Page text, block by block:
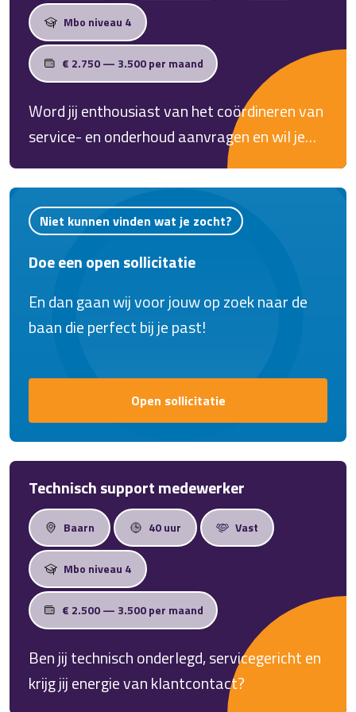
Mbo niveau 4
€ 2.750 — 3.500 per maand
Word jij enthousiast van het coördineren van
service- en onderhoud aanvragen en wil je
deel uitmaken van een bedrijf dat staat voor
kwaliteit en innovatie? Dan is deze functie
perfect voor jou!
Niet kunnen vinden wat je zocht?
Doe een open sollicitatie
En dan gaan wij voor jouw op zoek naar de
baan die perfect bij je past!
Open sollicitatie
Technisch support medewerker
Baarn 40 uur Vast
Mbo niveau 4
€ 2.500 — 3.500 per maand
Ben jij technisch onderlegd, servicegericht en
krijg jij energie van klantcontact?